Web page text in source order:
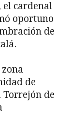
el cardenal
oportuno
de
de
Torrejón de